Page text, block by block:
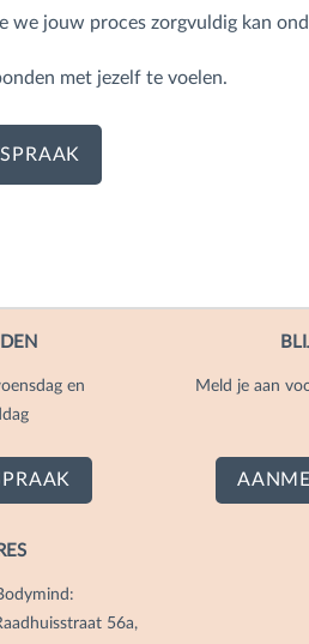
we jouw proces zorgvuldig kan
met jezelf te voelen.
en
56a,
Meld je aan